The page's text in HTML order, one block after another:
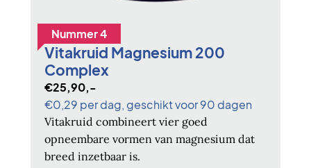
Nummer 4
Vitakruid Magnesium 200
Complex
€25,90,-
€0,29 per dag, geschikt voor 90 dagen
Vitakruid combineert vier goed
opneembare vormen van magnesium dat
breed inzetbaar is.